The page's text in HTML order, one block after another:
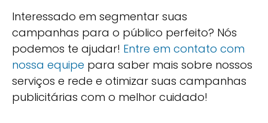
Interessado em segmentar suas
campanhas para o público perfeito? Nós
podemos te ajudar! Entre em contato com
nossa equipe para saber mais sobre nossos
serviços e rede e otimizar suas campanhas
publicitárias com o melhor cuidado!